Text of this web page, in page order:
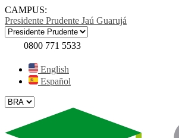
CAMPUS:
Presidente Prudente Jaú Guarujá
0800 771 5533
English
Español